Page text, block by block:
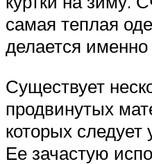
самая теплая
делается именно
Существует
продвинутых
которых следует
Ее зачастую